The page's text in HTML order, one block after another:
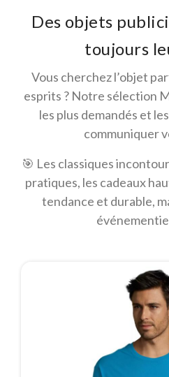
Des objets
toujours
Vous cherchez l’objet
esprits ? Notre sélection
les plus demandés et
communiquer
🎯 Les classiques
pratiques, les cadeaux
tendance et durable,